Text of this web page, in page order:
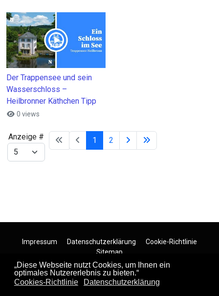
„Diese Webseite nutzt Cookies, um Ihnen ein
optimales Nutzererlebnis zu bieten.“
Cookies-Richtlinie
Datenschutzerklärung
Der Trappensee und sein
Wasserschloss –
Heilbronner Käthchen Tipp
0 views
Anzeige # 1 2
Impressum Datenschutzerklärung
Cookie-Richtlinie
Sitemap
Copyright ©Regiosucher.de/ Design byRegiosucher.de/
Partner Seiten